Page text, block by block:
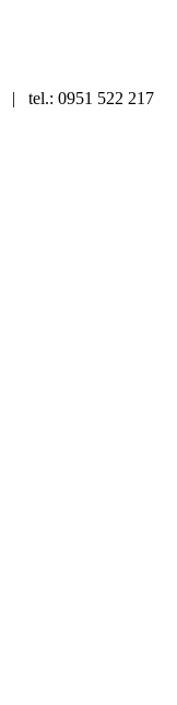
| tel.: 0951 522 217